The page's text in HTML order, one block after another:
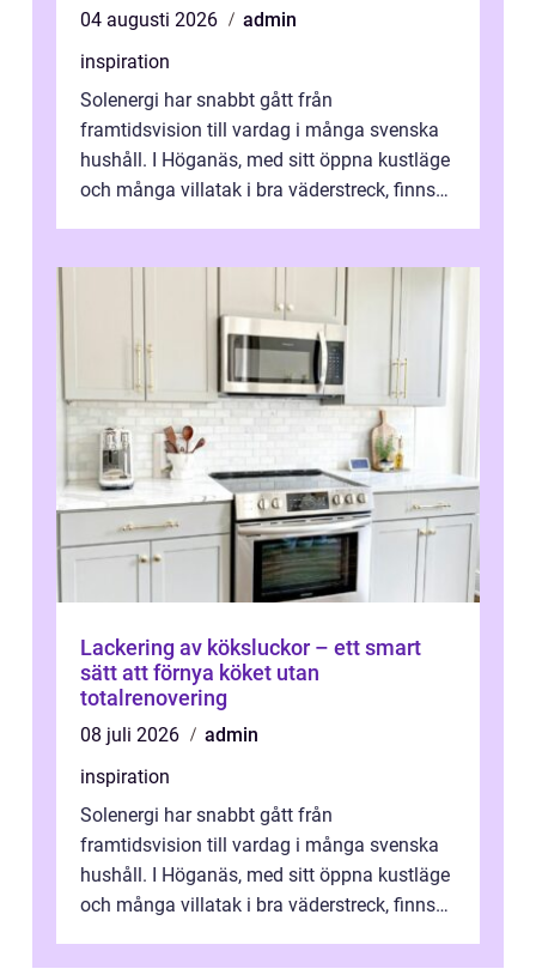
04 augusti 2026
admin
inspiration
Solenergi har snabbt gått från
framtidsvision till vardag i många svenska
hushåll. I Höganäs, med sitt öppna kustläge
och många villatak i bra väderstreck, finns
Lackering av köksluckor – ett smart
sätt att förnya köket utan
totalrenovering
08 juli 2026
admin
inspiration
Solenergi har snabbt gått från
framtidsvision till vardag i många svenska
hushåll. I Höganäs, med sitt öppna kustläge
och många villatak i bra väderstreck, finns